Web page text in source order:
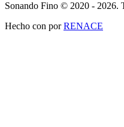
Sonando Fino © 2020 - 2026.
Hecho con porRENACE